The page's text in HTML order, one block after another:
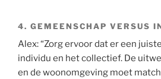
4. GEMEENSCHAP VERSUS
Alex: “Zorg ervoor dat er een
individu en het collectief. De
en de woonomgeving moet